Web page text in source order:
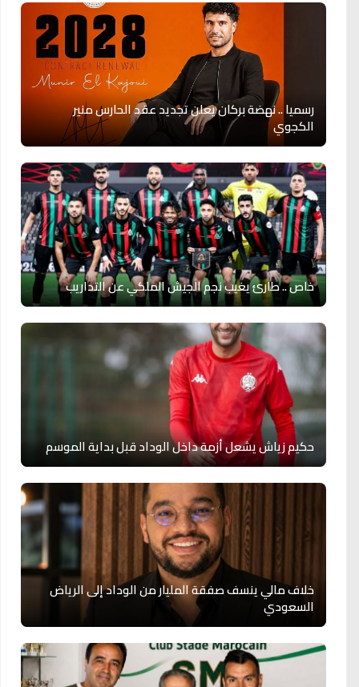
رسميا .. نهضة بركان يعلن تجديد عقد الحارس منير
الكجوي
خاص .. طارئ يغيب نجم الجيش الملكي عن التداريب
حكيم زياش يشعل أزمة داخل الوداد قبل بداية الموسم
خلاف مالي ينسف صفقة المليار من الوداد إلى الرياض
السعودي